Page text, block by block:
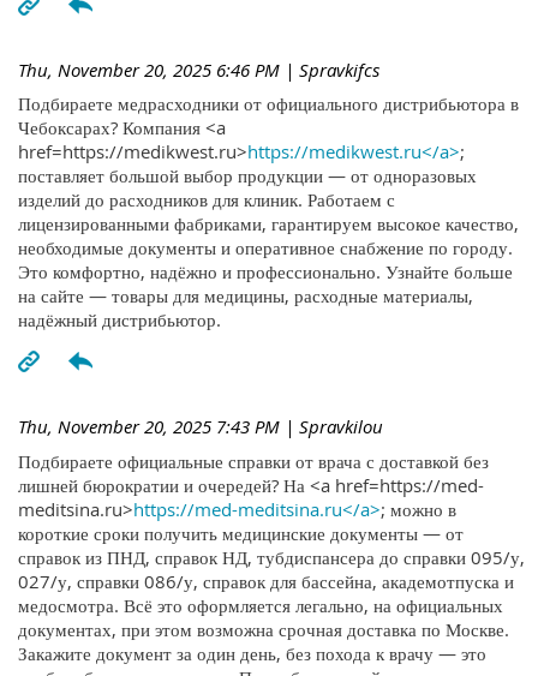
Thu, November 20, 2025 6:46 PM | Spravkifcs
Подбираете медрасходники от официального дистрибьютора в
Чебоксарах? Компания <a
href=https://medikwest.ru>https://medikwest.ru</a>;
поставляет большой выбор продукции — от одноразовых
изделий до расходников для клиник. Работаем с
лицензированными фабриками, гарантируем высокое качество,
необходимые документы и оперативное снабжение по городу.
Это комфортно, надёжно и профессионально. Узнайте больше
на сайте — товары для медицины, расходные материалы,
надёжный дистрибьютор.
Thu, November 20, 2025 7:43 PM | Spravkilou
Подбираете официальные справки от врача с доставкой без
лишней бюрократии и очередей? На <a href=https://med-
meditsina.ru>https://med-meditsina.ru</a>; можно в
короткие сроки получить медицинские документы — от
справок из ПНД, справок НД, тубдиспансера до справки 095/у,
027/у, справки 086/у, справок для бассейна, академотпуска и
медосмотра. Всё это оформляется легально, на официальных
документах, при этом возможна срочная доставка по Москве.
Закажите документ за один день, без похода к врачу — это